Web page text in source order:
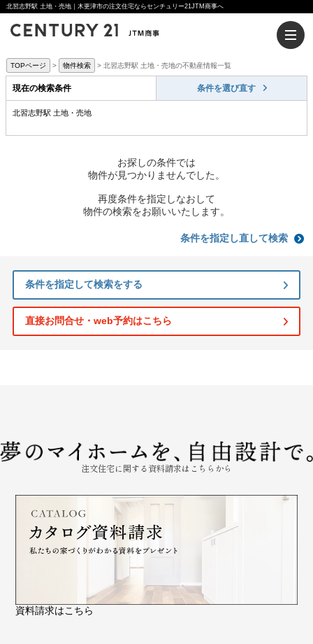
北習志野駅 土地・売地｜木更津市の注文住宅ならセンチュリー21JTM商事へ
TOPページ 物件検索 北習志野駅 土地・売地の不動産情報一覧
現在の検索条件 条件を選び直す
北習志野駅 土地・売地
お探しの条件では
物件が見つかりませんでした。
再度条件を指定しなおして
物件の検索をお願いいたします。
条件を指定し直して検索
条件を指定して検索をする
直接お問合せ・web予約はこちら
注文住宅に関する資料請求はこちらから
資料請求はこちら